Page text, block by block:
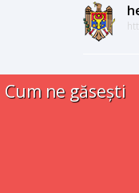
Cum ne găsești